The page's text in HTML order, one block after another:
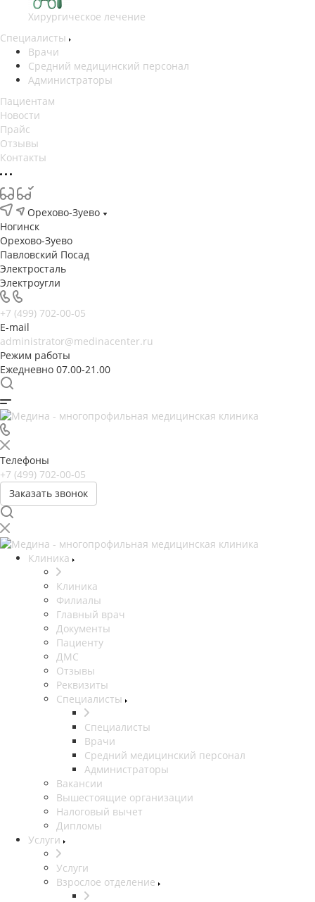
Хирургическое лечение
Специалисты
Врачи
Средний медицинский персонал
Администраторы
Пациентам
Новости
Прайс
Отзывы
Контакты
Орехово-Зуево
Ногинск
Орехово-Зуево
Павловский Посад
Электросталь
Электроугли
+7 (499) 702-00-05
E-mail
administrator@medinacenter.ru
Режим работы
Ежедневно 07.00-21.00
Телефоны
+7 (499) 702-00-05
Заказать звонок
Клиника
Клиника
Филиалы
Главный врач
Документы
Пациенту
ДМС
Отзывы
Реквизиты
Специалисты
Специалисты
Врачи
Средний медицинский персонал
Администраторы
Вакансии
Вышестоящие организации
Налоговый вычет
Дипломы
Услуги
Услуги
Взрослое отделение